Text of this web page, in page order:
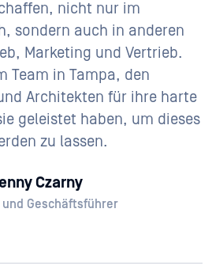
nicht nur im
sondern auch in anderen
Marketing und Vertrieb.
Team in Tampa, den
Architekten für ihre harte
geleistet haben, um dieses
zu lassen.
Czarny
und Geschäftsführer